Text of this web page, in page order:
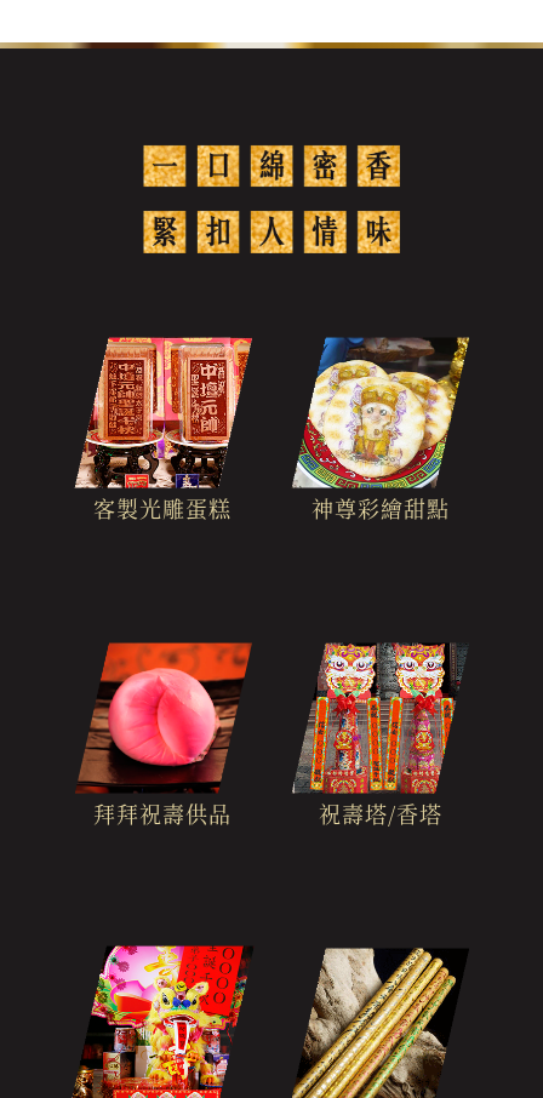
客製光雕蛋糕 神尊彩繪甜點
拜拜祝壽供品 祝壽塔/香塔